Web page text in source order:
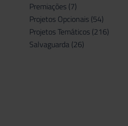
Premiações (7)
Projetos Opcionais (54)
Projetos Temáticos (216)
Salvaguarda (26)